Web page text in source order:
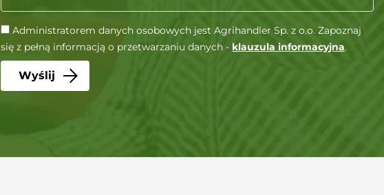
Administratorem danych osobowych jest Agrihandler Sp. z o.o. Zapoznaj
się z pełną informacją o przetwarzaniu danych - klauzula informacyjna.